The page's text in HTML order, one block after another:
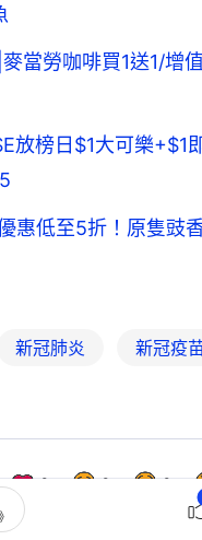
當勞咖啡買1送1/增
放榜日$1大可樂+$1
惠低至5折！原隻豉
新冠肺炎 新冠疫
0 0 0